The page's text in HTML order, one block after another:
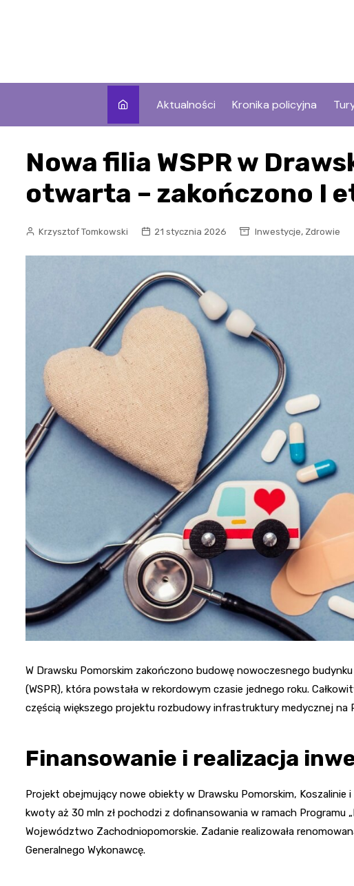
Aktualności Kronika policyjna
Nowa filia WSPR w
otwarta – zakończono I
Krzysztof Tomkowski 21 stycznia 2026 Inwestycje, Zdrowie
W Drawsku Pomorskim zakończono budowę nowoczesnego
(WSPR), która powstała w rekordowym czasie jednego roku.
częścią większego projektu rozbudowy infrastruktury medycznej na
Finansowanie i realizacja
Projekt obejmujący nowe obiekty w Drawsku Pomorskim,
kwoty aż 30 mln zł pochodzi z dofinansowania w ramach Programu
Województwo Zachodniopomorskie. Zadanie realizowała
Generalnego Wykonawcę.